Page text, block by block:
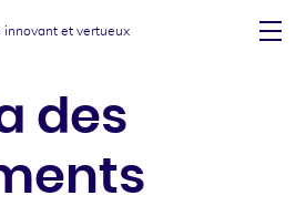
innovant et vertueux
des